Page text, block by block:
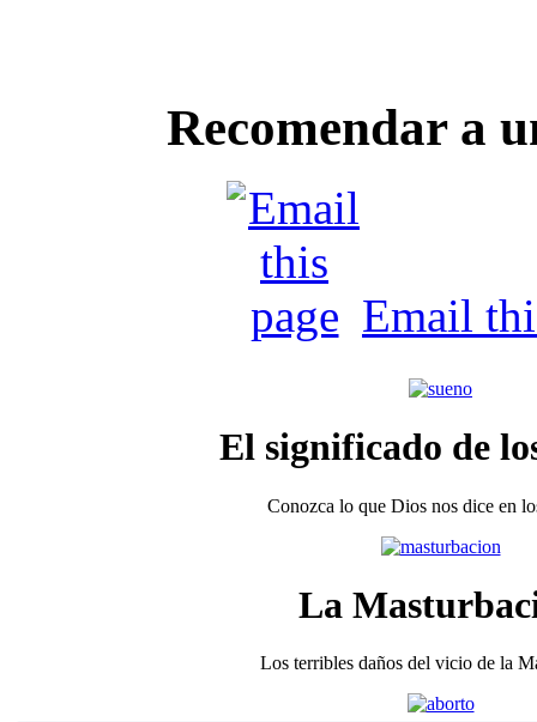
Recomendar a
Email
El significado de
Conozca lo que Dios nos dice en
La
Los terribles daños del vicio de la